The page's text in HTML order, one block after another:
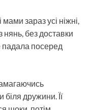
зараз усі ніжні,
без доставки
падала посеред
біля дружини. Її